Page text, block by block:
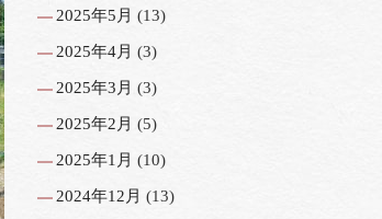
2025年5月 (13)
2025年4月 (3)
2025年3月 (3)
2025年2月 (5)
2025年1月 (10)
2024年12月 (13)